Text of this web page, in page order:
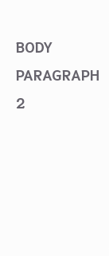
BODY
PARAGRAPH
2